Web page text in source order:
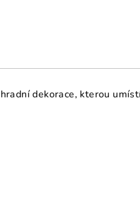
dekorace, kterou